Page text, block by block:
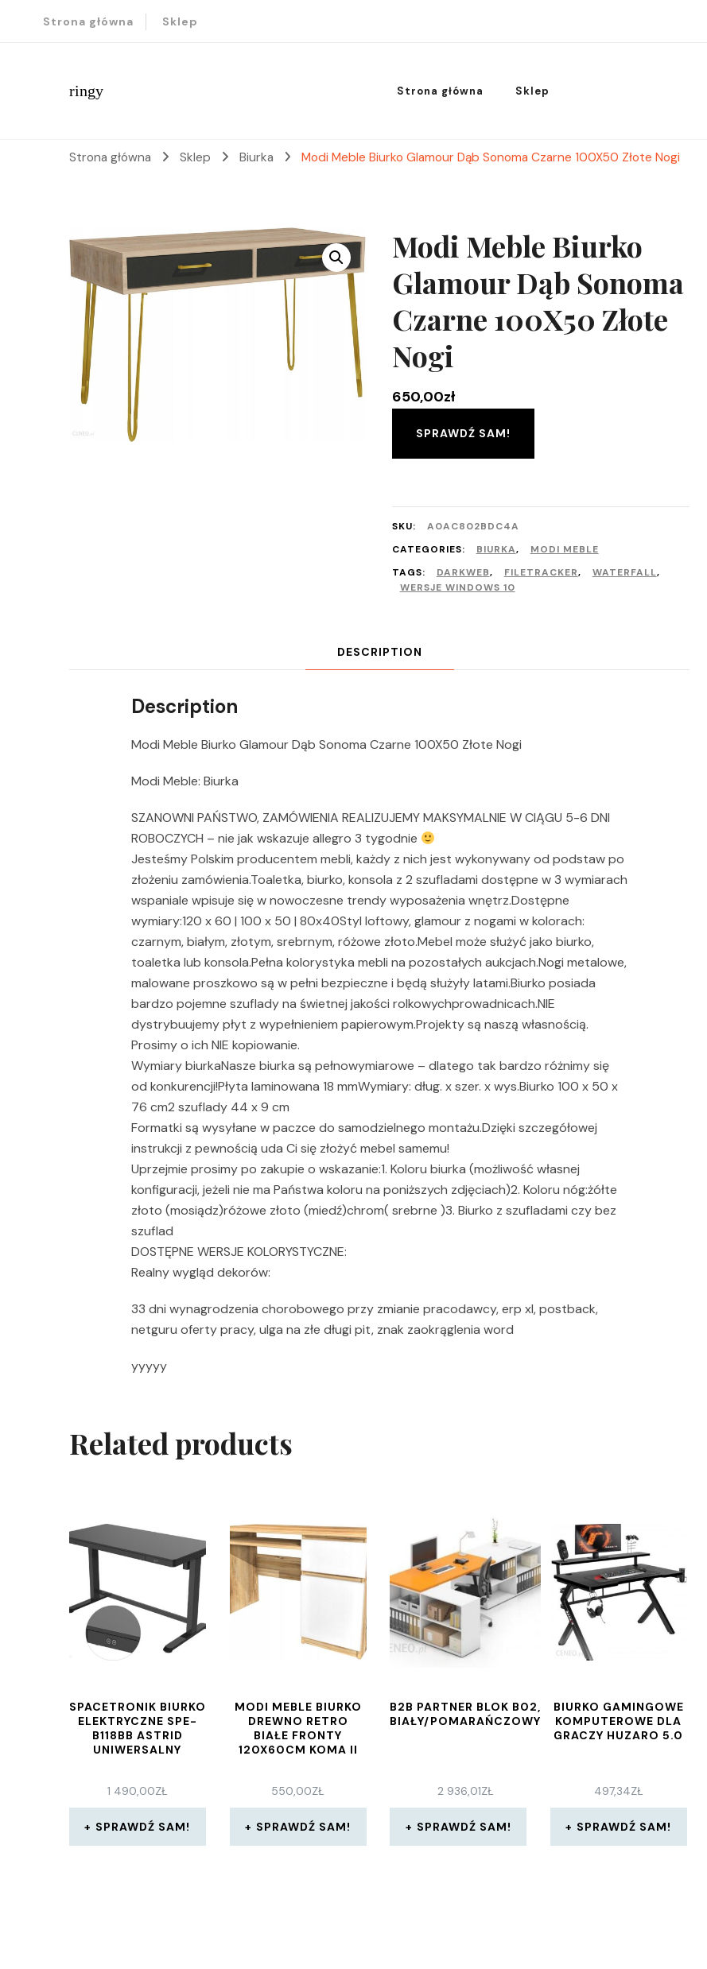
Strona główna Sklep
ringy Strona główna Sklep
Strona główna Sklep Biurka Modi Meble Biurko Glamour Dąb Sonoma Czarne 100X50 Złote Nogi
Modi Meble Biurko
Glamour Dąb Sonoma
Czarne 100X50 Złote
Nogi
650,00zł
SPRAWDŹ SAM!
SKU:
A0AC802BDC4A
CATEGORIES:
BIURKA,
MODI MEBLE
TAGS:
DARKWEB, FILETRACKER, WATERFALL,
WERSJE WINDOWS 10
DESCRIPTION
Description
Modi Meble Biurko Glamour Dąb Sonoma Czarne 100X50 Złote Nogi
Modi Meble: Biurka
SZANOWNI PAŃSTWO, ZAMÓWIENIA REALIZUJEMY MAKSYMALNIE W CIĄGU 5-6 DNI
ROBOCZYCH – nie jak wskazuje allegro 3 tygodnie
Jesteśmy Polskim producentem mebli, każdy z nich jest wykonywany od podstaw po
złożeniu zamówienia.Toaletka, biurko, konsola z 2 szufladami dostępne w 3 wymiarach
wspaniale wpisuje się w nowoczesne trendy wyposażenia wnętrz.Dostępne
wymiary:120 x 60 | 100 x 50 | 80x40Styl loftowy, glamour z nogami w kolorach:
czarnym, białym, złotym, srebrnym, różowe złoto.Mebel może służyć jako biurko,
toaletka lub konsola.Pełna kolorystyka mebli na pozostałych aukcjach.Nogi metalowe,
malowane proszkowo są w pełni bezpieczne i będą służyły latami.Biurko posiada
bardzo pojemne szuflady na świetnej jakości rolkowychprowadnicach.NIE
dystrybuujemy płyt z wypełnieniem papierowym.Projekty są naszą własnością.
Prosimy o ich NIE kopiowanie.
Wymiary biurkaNasze biurka są pełnowymiarowe – dlatego tak bardzo różnimy się
od konkurencji!Płyta laminowana 18 mmWymiary: dług. x szer. x wys.Biurko 100 x 50 x
76 cm2 szuflady 44 x 9 cm
Formatki są wysyłane w paczce do samodzielnego montażu.Dzięki szczegółowej
instrukcji z pewnością uda Ci się złożyć mebel samemu!
Uprzejmie prosimy po zakupie o wskazanie:1. Koloru biurka (możliwość własnej
konfiguracji, jeżeli nie ma Państwa koloru na poniższych zdjęciach)2. Koloru nóg:żółte
złoto (mosiądz)różowe złoto (miedź)chrom( srebrne )3. Biurko z szufladami czy bez
szuflad
DOSTĘPNE WERSJE KOLORYSTYCZNE:
Realny wygląd dekorów:
33 dni wynagrodzenia chorobowego przy zmianie pracodawcy, erp xl, postback,
netguru oferty pracy, ulga na złe długi pit, znak zaokrąglenia word
yyyyy
Related products
SPACETRONIK BIURKO
ELEKTRYCZNE SPE-
B118BB ASTRID
UNIWERSALNY
1 490,00ZŁ
SPRAWDŹ SAM!
MODI MEBLE BIURKO
DREWNO RETRO
BIAŁE FRONTY
120X60CM KOMA II
550,00ZŁ
SPRAWDŹ SAM!
B2B PARTNER BLOK B02,
BIAŁY/POMARAŃCZOWY
2 936,01ZŁ
SPRAWDŹ SAM!
BIURKO GAMINGOWE
KOMPUTEROWE DLA
GRACZY HUZARO 5.0
497,34ZŁ
SPRAWDŹ SAM!